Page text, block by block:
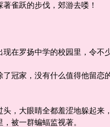
雀跃的步伐，郊游去喽！
罗扬中学的校园里，令不
家，没有什么值得他留恋
大眼睛全都羞涩地躲起来
被一群蝙蝠监视著。